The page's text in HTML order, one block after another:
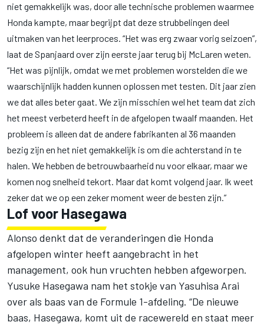
niet gemakkelijk was, door alle technische problemen waarmee
Honda kampte, maar begrijpt dat deze strubbelingen deel
uitmaken van het leerproces. “Het was erg zwaar vorig seizoen”,
laat de Spanjaard over zijn eerste jaar terug bij McLaren weten.
“Het was pijnlijk, omdat we met problemen worstelden die we
waarschijnlijk hadden kunnen oplossen met testen. Dit jaar zien
we dat alles beter gaat. We zijn misschien wel het team dat zich
het meest verbeterd heeft in de afgelopen twaalf maanden. Het
probleem is alleen dat de andere fabrikanten al 36 maanden
bezig zijn en het niet gemakkelijk is om die achterstand in te
halen. We hebben de betrouwbaarheid nu voor elkaar, maar we
komen nog snelheid tekort. Maar dat komt volgend jaar. Ik weet
zeker dat we op een zeker moment weer de besten zijn.”
Lof voor Hasegawa
Alonso denkt dat de veranderingen die Honda
afgelopen winter heeft aangebracht in het
management, ook hun vruchten hebben afgeworpen.
Yusuke Hasegawa nam het stokje van Yasuhisa Arai
over als baas van de Formule 1-afdeling. “De nieuwe
baas, Hasegawa, komt uit de racewereld en staat meer